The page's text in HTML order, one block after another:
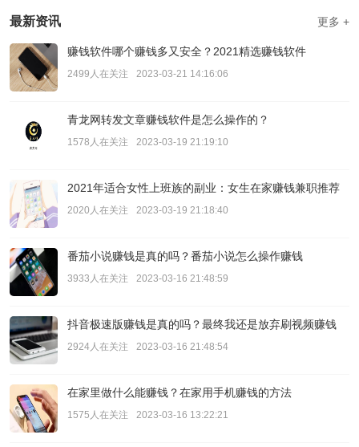
最新资讯 更多 +
赚钱软件哪个赚钱多又安全？2021精选赚钱软件
2499人在关注 2023-03-21 14:16:06
青龙网转发文章赚钱软件是怎么操作的？
1578人在关注 2023-03-19 21:19:10
2021年适合女性上班族的副业：女生在家赚钱兼职推荐
2020人在关注 2023-03-19 21:18:40
番茄小说赚钱是真的吗？番茄小说怎么操作赚钱
3933人在关注 2023-03-16 21:48:59
抖音极速版赚钱是真的吗？最终我还是放弃刷视频赚钱
2924人在关注 2023-03-16 21:48:54
在家里做什么能赚钱？在家用手机赚钱的方法
1575人在关注 2023-03-16 13:22:21